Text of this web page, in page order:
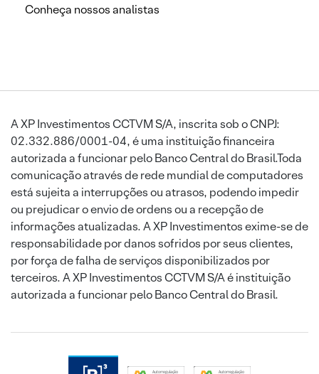
Conheça nossos analistas
A XP Investimentos CCTVM S/A, inscrita sob o CNPJ:
02.332.886/0001-04, é uma instituição financeira
autorizada a funcionar pelo Banco Central do Brasil.Toda
comunicação através de rede mundial de computadores
está sujeita a interrupções ou atrasos, podendo impedir
ou prejudicar o envio de ordens ou a recepção de
informações atualizadas. A XP Investimentos exime-se de
responsabilidade por danos sofridos por seus clientes,
por força de falha de serviços disponibilizados por
terceiros. A XP Investimentos CCTVM S/A é instituição
autorizada a funcionar pelo Banco Central do Brasil.